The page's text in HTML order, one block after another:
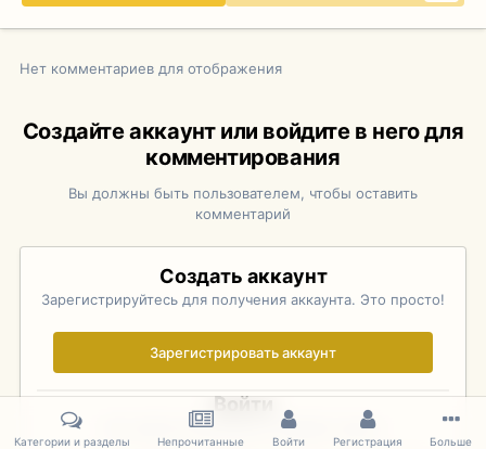
Нет комментариев для отображения
Создайте аккаунт или войдите в него для
комментирования
Вы должны быть пользователем, чтобы оставить
комментарий
Создать аккаунт
Зарегистрируйтесь для получения аккаунта. Это просто!
Зарегистрировать аккаунт
Войти
Уже зарегистрированы? Войдите здесь.
Категории и разделы Непрочитанные Войти Регистрация Больше